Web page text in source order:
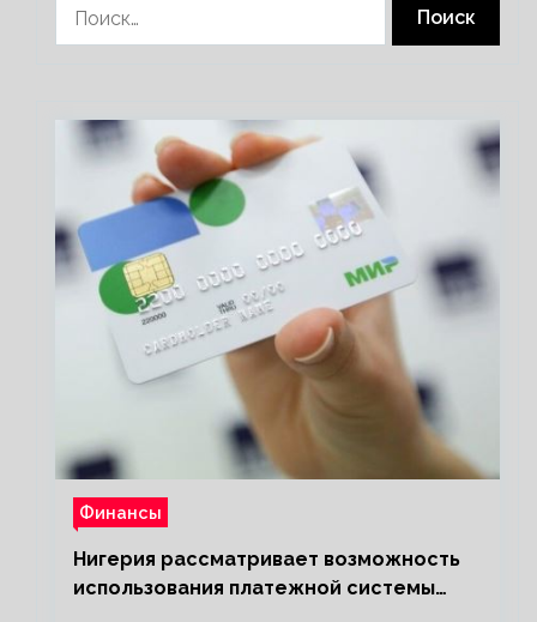
Финансы
Нигерия рассматривает возможность
использования платежной системы